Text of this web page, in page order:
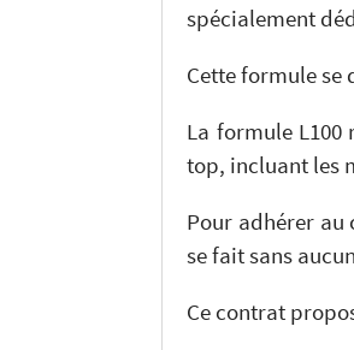
spécialement
Cette formule se
La formule L100
top, incluant les
Pour adhérer au
se fait sans
Ce contrat